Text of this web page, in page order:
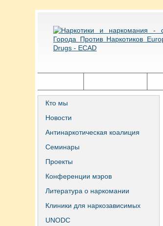
Кто мы
Новости
Антинаркотическая коалиция
Семинары
Проекты
Конференции мэров
Литература о наркомании
Клиники для наркозависимых
UNODC